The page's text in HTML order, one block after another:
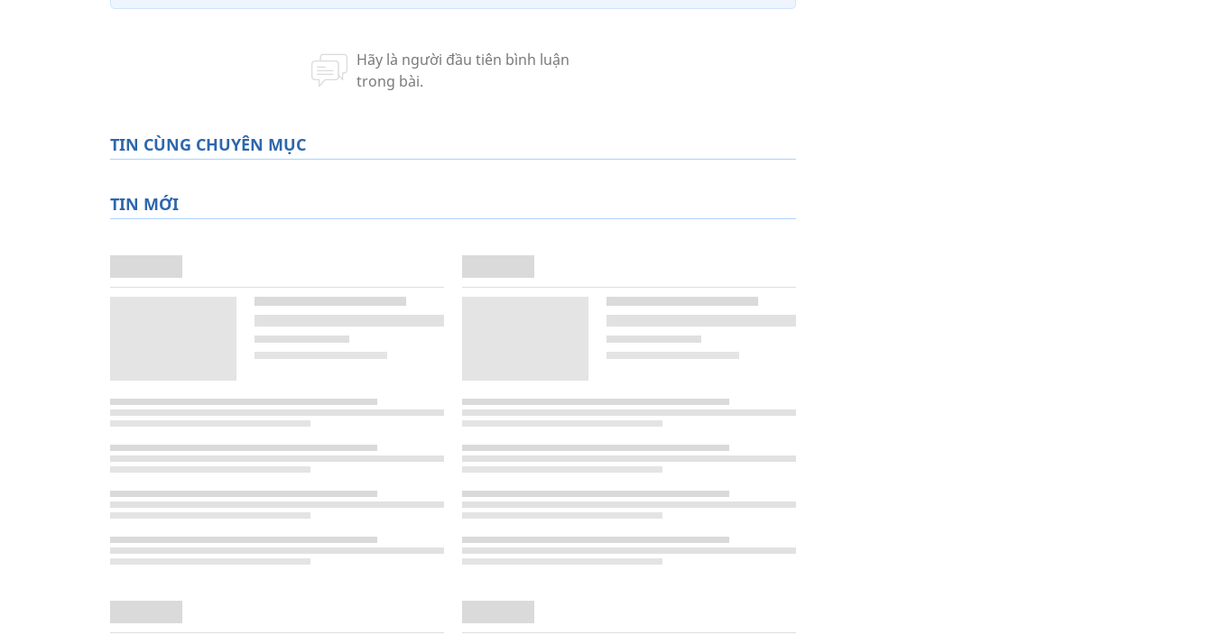
TIN CÙNG CHUYÊN MỤC
TIN MỚI